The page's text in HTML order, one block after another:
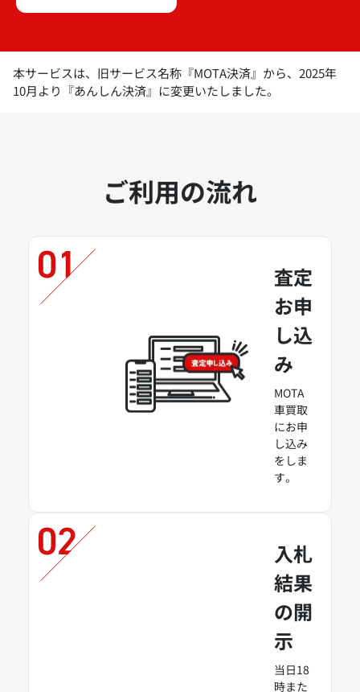
本サービスは、旧サービス名称『MOTA決済』から、2025年
10月より『あんしん決済』に変更いたしました。
ご利用の流れ
査定
お申
し込
み
MOTA
車買取
にお申
し込み
をしま
す。
入札
結果
の開
示
当日18
時また